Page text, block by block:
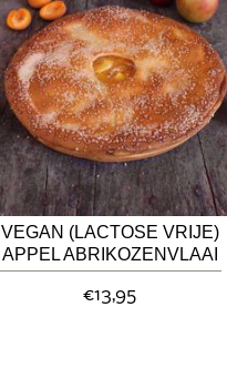
VEGAN (LACTOSE VRIJE)
APPEL ABRIKOZENVLAAI
(24 CM)
€13,95